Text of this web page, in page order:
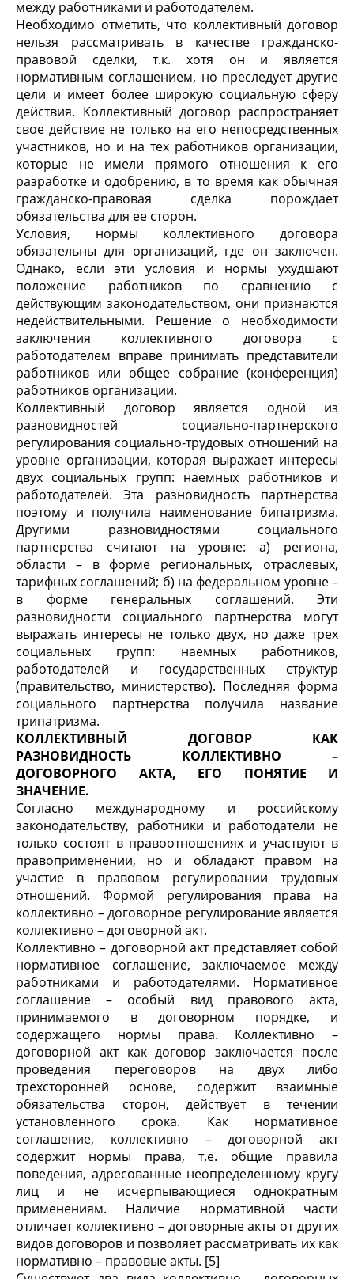
между работниками и работодателем.
Необходимо отметить, что коллективный договор
нельзя рассматривать в качестве гражданско-
правовой сделки, т.к. хотя он и является
нормативным соглашением, но преследует другие
цели и имеет более широкую социальную сферу
действия. Коллективный договор распространяет
свое действие не только на его непосредственных
участников, но и на тех работников организации,
которые не имели прямого отношения к его
разработке и одобрению, в то время как обычная
гражданско-правовая сделка порождает
обязательства для ее сторон.
Условия, нормы коллективного договора
обязательны для организаций, где он заключен.
Однако, если эти условия и нормы ухудшают
положение работников по сравнению с
действующим законодательством, они признаются
недействительными. Решение о необходимости
заключения коллективного договора с
работодателем вправе принимать представители
работников или общее собрание (конференция)
работников организации.
Коллективный договор является одной из
разновидностей социально-партнерского
регулирования социально-трудовых отношений на
уровне организации, которая выражает интересы
двух социальных групп: наемных работников и
работодателей. Эта разновидность партнерства
поэтому и получила наименование бипатризма.
Другими разновидностями социального
партнерства считают на уровне: а) региона,
области – в форме региональных, отраслевых,
тарифных соглашений; б) на федеральном уровне –
в форме генеральных соглашений. Эти
разновидности социального партнерства могут
выражать интересы не только двух, но даже трех
социальных групп: наемных работников,
работодателей и государственных структур
(правительство, министерство). Последняя форма
социального партнерства получила название
трипатризма.
КОЛЛЕКТИВНЫЙ ДОГОВОР КАК
РАЗНОВИДНОСТЬ КОЛЛЕКТИВНО –
ДОГОВОРНОГО АКТА, ЕГО ПОНЯТИЕ И
ЗНАЧЕНИЕ.
Согласно международному и российскому
законодательству, работники и работодатели не
только состоят в правоотношениях и участвуют в
правоприменении, но и обладают правом на
участие в правовом регулировании трудовых
отношений. Формой регулирования права на
коллективно – договорное регулирование является
коллективно – договорной акт.
Коллективно – договорной акт представляет собой
нормативное соглашение, заключаемое между
работниками и работодателями. Нормативное
соглашение – особый вид правового акта,
принимаемого в договорном порядке, и
содержащего нормы права. Коллективно –
договорной акт как договор заключается после
проведения переговоров на двух либо
трехсторонней основе, содержит взаимные
обязательства сторон, действует в течении
установленного срока. Как нормативное
соглашение, коллективно – договорной акт
содержит нормы права, т.е. общие правила
поведения, адресованные неопределенному кругу
лиц и не исчерпывающиеся однократным
применениям. Наличие нормативной части
отличает коллективно – договорные акты от других
видов договоров и позволяет рассматривать их как
нормативно – правовые акты. [5]